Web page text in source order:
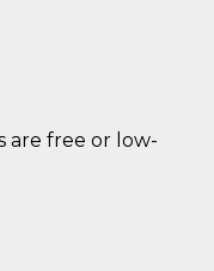
are free or low-